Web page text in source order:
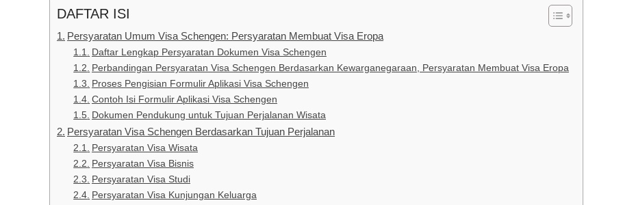
DAFTAR ISI
Persyaratan Umum Visa Schengen: Persyaratan Membuat Visa Eropa
Daftar Lengkap Persyaratan Dokumen Visa Schengen
Perbandingan Persyaratan Visa Schengen Berdasarkan Kewarganegaraan, Persyaratan Membuat Visa Eropa
Proses Pengisian Formulir Aplikasi Visa Schengen
Contoh Isi Formulir Aplikasi Visa Schengen
Dokumen Pendukung untuk Tujuan Perjalanan Wisata
Persyaratan Visa Schengen Berdasarkan Tujuan Perjalanan
Persyaratan Visa Wisata
Persyaratan Visa Bisnis
Persyaratan Visa Studi
Persyaratan Visa Kunjungan Keluarga